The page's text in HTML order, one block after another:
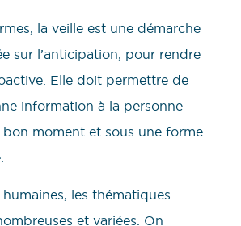
la veille est une démarche
sur l’anticipation, pour rendre
Elle doit permettre de
information à la personne
bon moment et sous une forme
les thématiques
et variées. On